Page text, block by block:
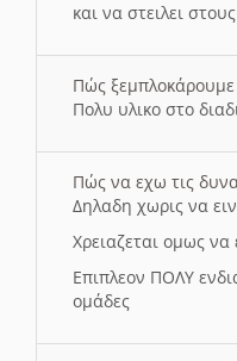
και να στειλει
Πώς
Πολυ υλικο στο
Πώς να εχω τις
Δηλαδη χωρις να
Χρειαζεται ομως να
Επιπλεον ΠΟΛΥ
ομάδες